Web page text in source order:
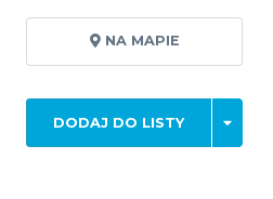
NA MAPIE
DODAJ DO LISTY